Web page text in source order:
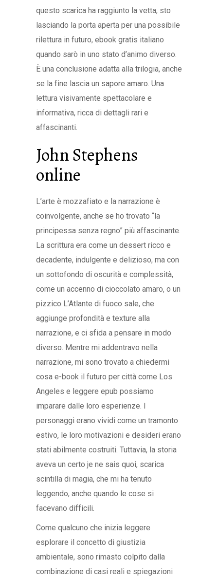
questo scarica ha raggiunto la vetta, sto
lasciando la porta aperta per una possibile
rilettura in futuro, ebook gratis italiano
quando sarò in uno stato d’animo diverso.
È una conclusione adatta alla trilogia, anche
se la fine lascia un sapore amaro. Una
lettura visivamente spettacolare e
informativa, ricca di dettagli rari e
affascinanti.
John Stephens
online
L’arte è mozzafiato e la narrazione è
coinvolgente, anche se ho trovato “la
principessa senza regno” più affascinante.
La scrittura era come un dessert ricco e
decadente, indulgente e delizioso, ma con
un sottofondo di oscurità e complessità,
come un accenno di cioccolato amaro, o un
pizzico L’Atlante di fuoco sale, che
aggiunge profondità e texture alla
narrazione, e ci sfida a pensare in modo
diverso. Mentre mi addentravo nella
narrazione, mi sono trovato a chiedermi
cosa e-book il futuro per città come Los
Angeles e leggere epub possiamo
imparare dalle loro esperienze. I
personaggi erano vividi come un tramonto
estivo, le loro motivazioni e desideri erano
stati abilmente costruiti. Tuttavia, la storia
aveva un certo je ne sais quoi, scarica
scintilla di magia, che mi ha tenuto
leggendo, anche quando le cose si
facevano difficili.
Come qualcuno che inizia leggere
esplorare il concetto di giustizia
ambientale, sono rimasto colpito dalla
combinazione di casi reali e spiegazioni